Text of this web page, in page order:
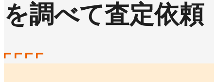
を調べて査定依頼